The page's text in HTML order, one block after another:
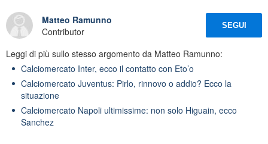
Matteo Ramunno
Contributor
SEGUI
Leggi di più sullo stesso argomento da Matteo Ramunno:
Calciomercato Inter, ecco il contatto con Eto’o
Calciomercato Juventus: Pirlo, rinnovo o addio? Ecco la
situazione
Calciomercato Napoli ultimissime: non solo Higuain, ecco
Sanchez